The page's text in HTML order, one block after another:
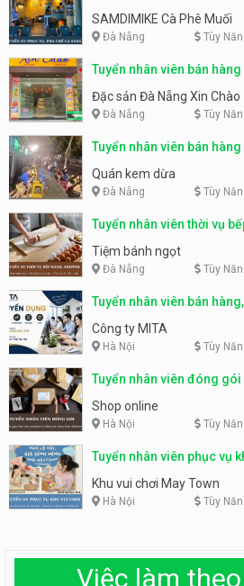
SAMDIMIKE Cà Phê Muối
Đà Nẵng Tùy
Tuyển nhân viên bán
Nẵng
Đặc sản Đà Nẵng Xin Chào
Đà Nẵng Tùy
Tuyển nhân viên bán hàng
Quán kem dừa
Đà Nẵng Tùy
Tuyển nhân viên thời vụ
Tiệm bánh ngọt
Đà Nẵng Tùy
Tuyển nhân viên bán
parttime, fulltime
Công ty MITA
Hà Nội Tùy
Tuyển nhân viên đóng
Shop online
Hà Nội Tùy
Tuyển nhân viên phục vụ
động
Khu vui chơi May Town
Hà Nội Tùy
Việc làm